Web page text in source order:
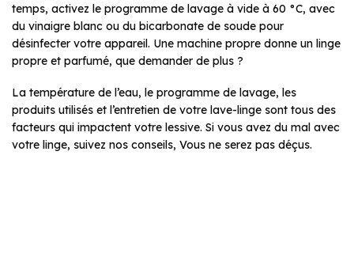
temps, activez le programme de lavage à vide à 60 °C, avec
du vinaigre blanc ou du bicarbonate de soude pour
désinfecter votre appareil. Une machine propre donne un linge
propre et parfumé, que demander de plus ?
La température de l’eau, le programme de lavage, les
produits utilisés et l’entretien de votre lave-linge sont tous des
facteurs qui impactent votre lessive. Si vous avez du mal avec
votre linge, suivez nos conseils, Vous ne serez pas déçus.